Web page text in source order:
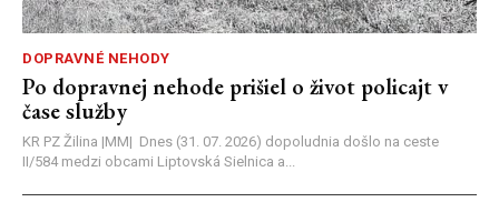
DOPRAVNÉ NEHODY
Po dopravnej nehode prišiel o život policajt v
čase služby
KR PZ Žilina |MM| Dnes (31. 07. 2026) dopoludnia došlo na ceste
II/584 medzi obcami Liptovská Sielnica a...